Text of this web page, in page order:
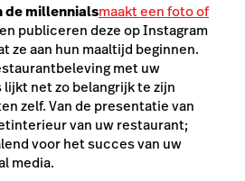
de millennialsmaakt een foto of
en publiceren deze op Instagram
ze aan hun maaltijd beginnen.
met uw
net zo belangrijk te zijn
zelf. Van de presentatie van
interieur van uw restaurant;
voor het succes van uw
media.